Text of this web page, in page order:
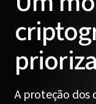
A proteção dos